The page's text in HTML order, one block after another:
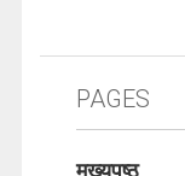
PAGES
मुख्यपृष्ठ